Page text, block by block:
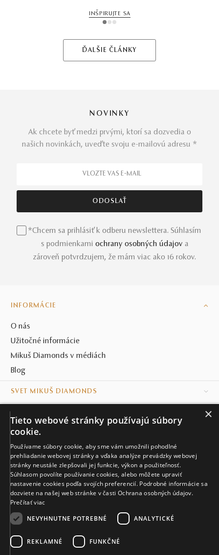
INŠPIRUJTE SA
1 2 3
ĎALŠIE ČLÁNKY
NOVINKY
Ak chcete byť medzi prvými, ktorí sa dozvedia o
našich novinkách, uveďte svoju e-mailovú adresu *
*Chcem sa prihlásiť k odberu newslettera. Súhlasím
s podmienkami ochrany osobných údajov a
zároveň potvrdzujem, že mám viac ako 16 rokov.
INFORMÁCIE
O nás
Užitočné informácie
Mikuš Diamonds v médiách
Blog
SVET MIKUŠ DIAMONDS
KONTAKT
Naše klenotníctva
Sídlo spoločnosti
© MIKUŠ DIAMONDS, A.S. 2026. VŠETKY PRÁVA VYHRADENÉ.
×
Tieto webové stránky používajú súbory
cookie.
Používame súbory cookie, aby sme vám umožnili pohodlné
prehliadanie webovej stránky a vďaka analýze prevádzky webovej
stránky neustále zlepšovali jej funkcie, výkon a použiteľnosť.
Súhlasom povolíte používanie cookies, alebo môžete upraviť
nastavenie cookies podľa svojích preferencií. Podrobné informácie sa
dozviete na našej web stránke v časti Ochrana osobných údajov.
Prečítať viac
NEVYHNUTNE POTREBNÉ
ANALYTICKÉ
REKLAMNÉ FUNKČNÉ